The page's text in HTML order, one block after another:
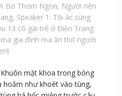
Bơ Thơm Ngon, Người nên
, Speaker 1: Tội ác cùng
13 cô gái trẻ ở Điền Trang
gia đình ma ăn thịt người
mặt khoa trong bóng
hoắm như khoét vào tùng,